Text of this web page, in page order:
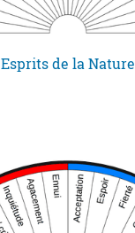
Esprits de la Nature